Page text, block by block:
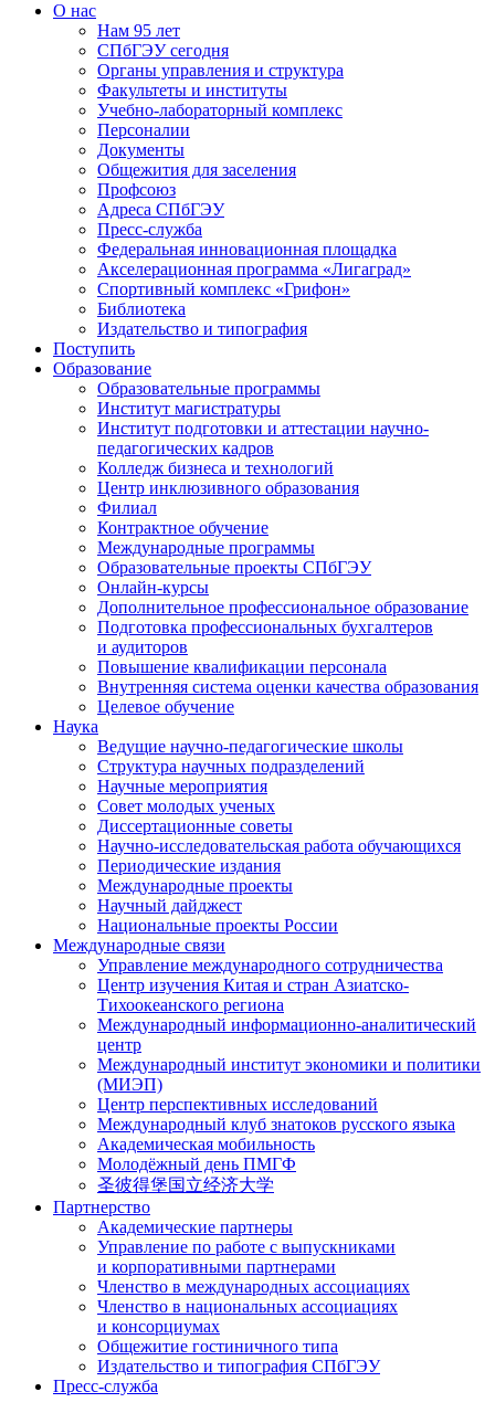
О нас
Нам 95 лет
СПбГЭУ сегодня
Органы управления и структура
Факультеты и институты
Учебно-лабораторный комплекс
Персоналии
Документы
Общежития для заселения
Профсоюз
Адреса СПбГЭУ
Пресс-служба
Федеральная инновационная площадка
Акселерационная программа «Лигаград»­­
Спортивный комплекс «Грифон»
Библиотека
Издательство и типография
Поступить
Образование
Образовательные программы
Институт магистратуры
Институт подготовки и аттестации научно-
педагогических кадров
Колледж бизнеса и технологий
Центр инклюзивного образования
Филиал
Контрактное обучение
Международные программы
Образовательные проекты СПбГЭУ
Онлайн-курсы
Дополнительное профессиональное образование
Подготовка профессиональных бухгалтеров
и аудиторов
Повышение квалификации персонала
Внутренняя система оценки качества образования
Целевое обучение
Наука
Ведущие научно-педагогические школы
Структура научных подразделений
Научные мероприятия
Совет молодых ученых
Диссертационные советы
Научно-исследовательская работа обучающихся
Периодические издания
Международные проекты
Научный дайджест
Национальные проекты России
Международные связи
Управление международного сотрудничества
Центр изучения Китая и стран Азиатско-
Тихоокеанского региона
Международный информационно-аналитический
центр
Международный институт экономики и политики
(МИЭП)
Центр перспективных исследований
Международный клуб знатоков русского языка
Академическая мобильность
Молодёжный день ПМГФ
圣彼得堡国立经济大学
Партнерство
Академические партнеры
Управление по работе с выпускниками
и корпоративными партнерами
Членство в международных ассоциациях
Членство в национальных ассоциациях
и консорциумах
Общежитие гостиничного типа
Издательство и типография СПбГЭУ
Пресс-служба